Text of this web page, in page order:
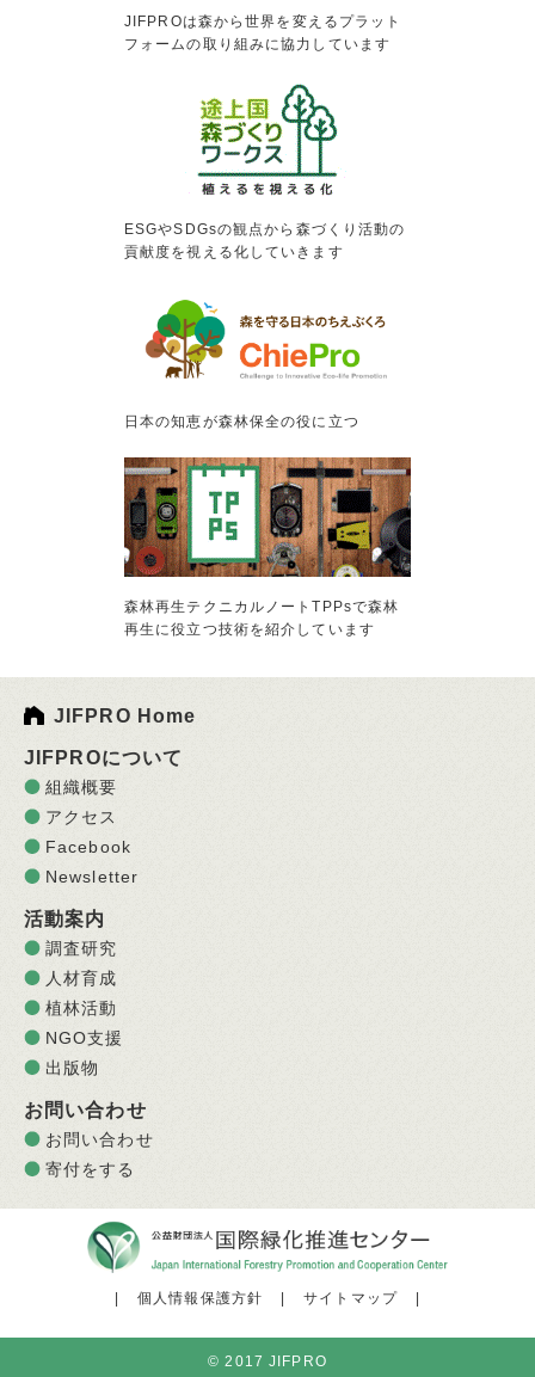
JIFPROは森から世界を変えるプラット
フォームの取り組みに協力しています
ESGやSDGsの観点から森づくり活動の
貢献度を視える化していきます
日本の知恵が森林保全の役に立つ
森林再生テクニカルノートTPPsで森林
再生に役立つ技術を紹介しています
JIFPRO Home
JIFPROについて
組織概要
アクセス
Facebook
Newsletter
活動案内
調査研究
人材育成
植林活動
NGO支援
出版物
お問い合わせ
お問い合わせ
寄付をする
個人情報保護方針 サイトマップ
© 2017 JIFPRO